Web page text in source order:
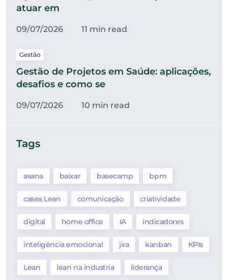
atuar em
09/07/2026 11 min read
Gestão
Gestão de Projetos em Saúde: aplicações,
desafios e como se
09/07/2026 10 min read
Tags
asana baixar basecamp bpm
cases Lean comunicação criatividade
digital home office IA indicadores
inteligência emocional jira kanban KPIs
Lean lean na industria liderança